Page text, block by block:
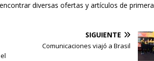
diversas ofertas y artículos de primera
SIGUIENTE
Comunicaciones viajó a Brasil